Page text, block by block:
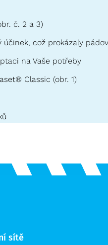
č. 2 a 3)
což prokázaly
na Vaše potřeby
Classic (obr. 1)
sítě